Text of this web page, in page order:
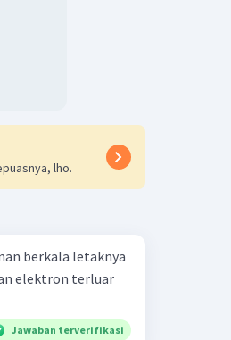
lho.
berkala letaknya
elektron terluar
Jawaban terverifikasi